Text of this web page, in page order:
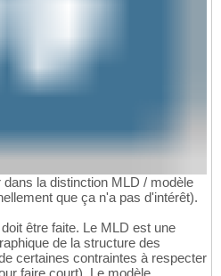
la distinction MLD / modèle
que ça n'a pas d'intérêt).
être faite. Le MLD est une
de la structure des
certaines contraintes à respecter
faire court). Le modèle